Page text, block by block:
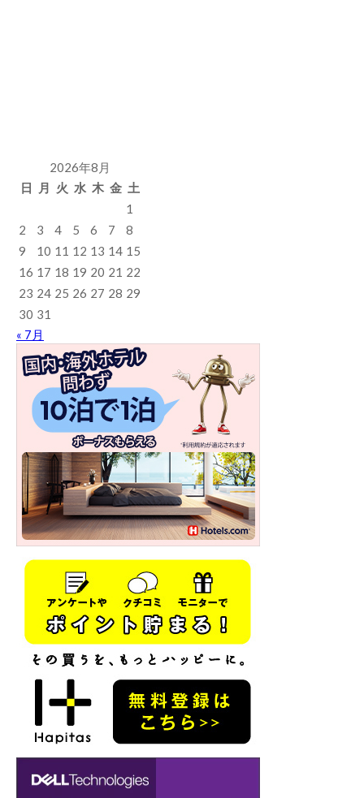
2026年8月
日
月 火 水 木 金 土
1
2
3 4 5 6 7
8
9
10 11 12 13 14 15
16 17 18 19 20 21 22
23 24 25 26 27 28 29
30 31
« 7月